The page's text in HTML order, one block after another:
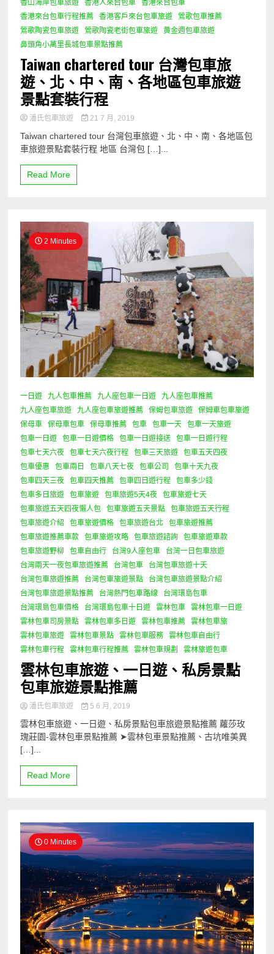
香山海岸包車旅遊
香港人來台包車
香港來台包車
香港來台包車行程推薦
香港客戶來台包車旅遊
鶯歌包車推薦
鶯歌陶瓷包車旅遊
鶯歌陶瓷老街包車旅遊
黄金週包車旅遊
鼻頭角小萬里長城包車景點推薦
Taiwan chartered tour 台灣包車旅
遊、北、中、南、各地區包車旅遊
景點套裝行程
潘氏包車旅遊 21 7 月, 2019
Taiwan chartered tour 台灣包車旅遊、北、中、南、各地區包
車旅遊景點套裝行程 地區 台灣包 […]...
Read More
2 Minutes
一日遊 九人包車推薦 九人座包車一日遊
九人座包車推薦
九人座包車旅遊
九人座包車旅遊推薦 保姆包車旅遊
保姆車包車旅遊
保母車
保母車包車 保母車推薦 包車 包車一天
包車一天旅遊
包車一日遊
包車一日遊價格 包車一日遊接送
包車一日遊行程
包車七天六夜
包車七天六夜行程 包車三天旅遊
包車五天四夜
包車優惠
包車兩日 包車八天七夜 包車公司
包車十天九夜
包車四天三夜
包車四天推薦 包車四日遊行程
包車多少錢
包車多日旅遊
包車旅遊 包車旅遊5天4夜
包車旅遊七天
包車旅遊五天四夜懶人包
包車旅遊五天景點
包車旅遊五天行程
包車旅遊介紹
包車旅遊價格 包車旅遊台北
包車旅遊推薦
包車旅遊推薦車款
包車旅遊攻略 包車旅遊諮詢
包車旅遊車款
包車旅遊野柳
包車自由行 台灣9人座包車
台灣一日包車旅遊
台灣兩天一夜包車旅遊推薦
台灣包車
台灣包車旅遊十天
台灣包車旅遊推薦
台灣包車旅遊景點
台灣包車旅遊景點介紹
台灣包車旅遊景點推薦
台灣熱門包車路線
台灣環島包車
台灣環島包車價格
台灣環島包車十日遊 雲林包車
雲林包車一日遊
雲林包車司房景點
雲林包車多日遊 雲林包車推薦
雲林包車旅
雲林包車旅遊
雲林包車景點 雲林包車服務
雲林包車自由行
雲林包車行程
雲林包車行程推薦 雲林包車規劃 雲林旅遊包車
雲林包車旅遊、一日遊、私房景點
包車旅遊景點推薦
潘氏包車旅遊 5 6 月, 2019
雲林包車旅遊、一日遊、私房景點包車旅遊景點推薦 蘿莎玫
瑰莊園-雲林包車景點推薦 ➤雲林包車景點推薦、古坑唯美異
[…]...
Read More
0 Minutes